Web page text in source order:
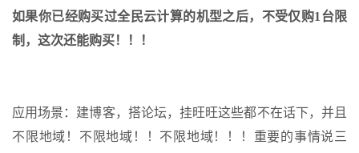
如果你已经购买过全民云计算的机型之后，不受仅购1台限
制，这次还能购买！！！
应用场景：建博客，搭论坛，挂旺旺这些都不在话下，并且
不限地域！不限地域！！不限地域！！！重要的事情说三